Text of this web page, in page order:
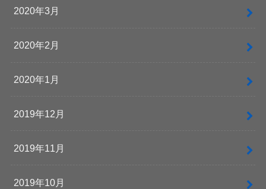
2020年3月
2020年2月
2020年1月
2019年12月
2019年11月
2019年10月